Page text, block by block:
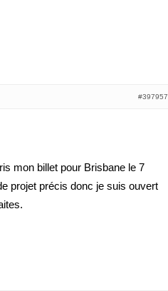
#397957
mon billet pour Brisbane le 7
projet précis donc je suis ouvert